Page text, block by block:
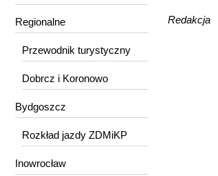
Regionalne
Przewodnik turystyczny
Dobrcz i Koronowo
Bydgoszcz
Rozkład jazdy ZDMiKP
Inowrocław
Redakcja